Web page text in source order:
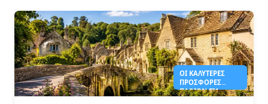
ΟΙ ΚΑΛΎΤΕΡΕΣ
ΠΡΟΣΦΟΡΈΣ
ΠΛΟΊΩΝ ΓΙΑ